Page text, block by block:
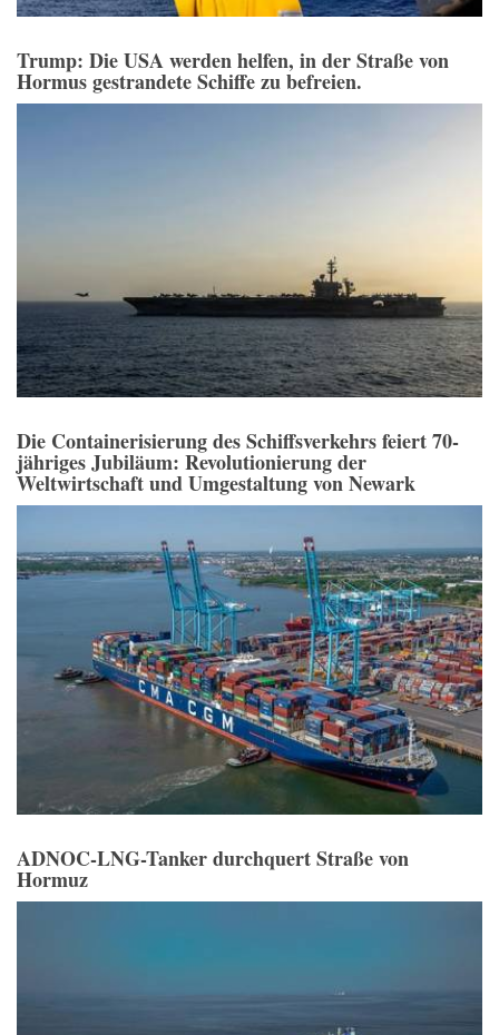
Trump: Die USA werden helfen, in der Straße von
Hormus gestrandete Schiffe zu befreien.
Die Containerisierung des Schiffsverkehrs feiert 70-
jähriges Jubiläum: Revolutionierung der
Weltwirtschaft und Umgestaltung von Newark
ADNOC-LNG-Tanker durchquert Straße von
Hormuz